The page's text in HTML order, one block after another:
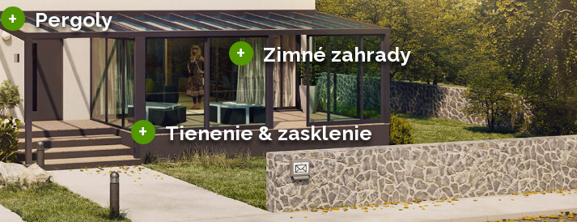
+ Pergoly
Hliníkové pergoly
Bioklimatické pergoly
Altány a zastrešenie
Solárne pergoly
+ Zimné zahrady
Sezónne zimné záhrady
Hliníkové zimné záhrady
Posuvné zimné záhrady
Solárne zimné záhrady
+ Tienenie & zasklenie
Tienenie
Zasklenie